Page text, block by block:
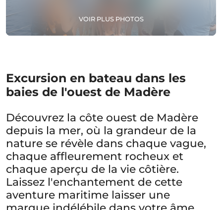
VOIR PLUS PHOTOS
Excursion en bateau dans les
baies de l'ouest de Madère
Découvrez la côte ouest de Madère
depuis la mer, où la grandeur de la
nature se révèle dans chaque vague,
chaque affleurement rocheux et
chaque aperçu de la vie côtière.
Laissez l'enchantement de cette
aventure maritime laisser une